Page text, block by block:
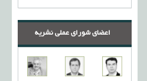
اعضای شورای عملی نشریه